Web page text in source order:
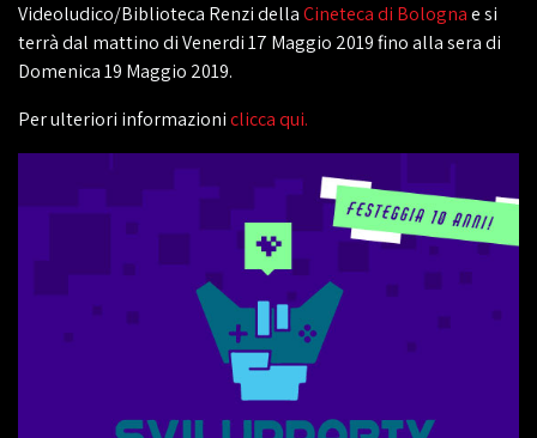
Videoludico/Biblioteca Renzi dellaCineteca di Bolognae si
terrà dal mattino di Venerdi 17 Maggio 2019 fino alla sera di
Domenica 19 Maggio 2019.
Per ulteriori informazioniclicca qui.